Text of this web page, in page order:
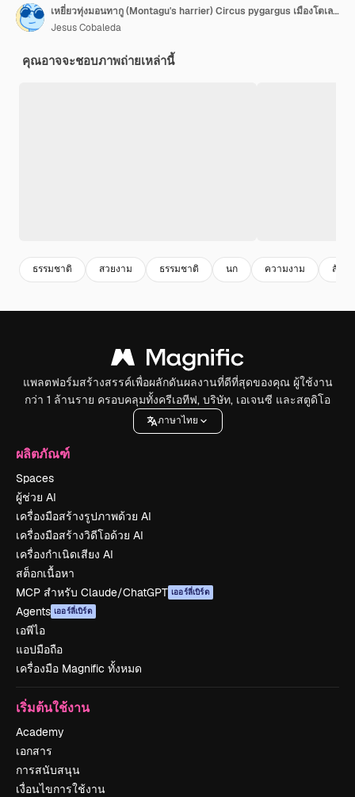
เหยี่ยวทุ่งมอนทากู (Montagu's harrier) Circus pygargus เมืองโตเลโด ประเทศสเปน
Jesus Cobaleda
คุณอาจจะชอบภาพถ่ายเหล่านี้
ธรรมชาติ สวยงาม ธรรมชาติ นก ความงาม สัตว์
แพลตฟอร์มสร้างสรรค์เพื่อผลักดันผลงานที่ดีที่สุดของคุณ ผู้ใช้งาน
กว่า 1 ล้านราย ครอบคลุมทั้งครีเอทีฟ, บริษัท, เอเจนซี และสตูดิโอ
ภาษาไทย
ผลิตภัณฑ์
Spaces
ผู้ช่วย AI
เครื่องมือสร้างรูปภาพด้วย AI
เครื่องมือสร้างวิดีโอด้วย AI
เครื่องกำเนิดเสียง AI
สต็อกเนื้อหา
MCP สำหรับ Claude/ChatGPT เออร์ลี่เบิร์ด
Agents เออร์ลี่เบิร์ด
เอพีไอ
แอปมือถือ
เครื่องมือ Magnific ทั้งหมด
เริ่มต้นใช้งาน
Academy
เอกสาร
การสนับสนุน
เงื่อนไขการใช้งาน